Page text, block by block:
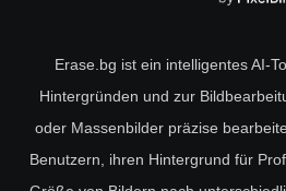
Erase.bg ist ein intelligentes AI-
Hintergründen und zur
oder Massenbilder präzise
Benutzern, ihren Hintergrund für